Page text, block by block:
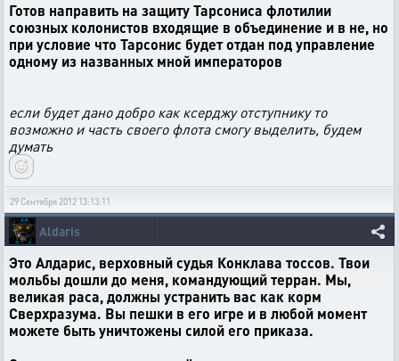
Готов направить на защиту Тарсониса флотилии
союзных колонистов входящие в объединение и в не, но
при условие что Тарсонис будет отдан под управление
одному из названных мной императоров
если будет дано добро как ксерджу отступнику то
возможно и часть своего флота смогу выделить, будем
думать
29 Сентября 2012 13:13:11
Aldaris
Это Алдарис, верховный судья Конклава тоссов. Твои
мольбы дошли до меня, командующий терран. Мы,
великая раса, должны устранить вас как корм
Сверхразума. Вы пешки в его игре и в любой момент
можете быть уничтожены силой его приказа.